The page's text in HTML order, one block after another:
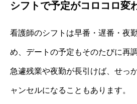
シフトで予定がコロコロ変
看護師のシフトは早番・遅番・夜
め、デートの予定もそのたびに再
急遽残業や夜勤が長引けば、せっ
ャンセルになることもあります。